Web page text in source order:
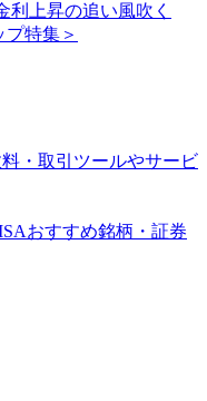
利上昇の追い風吹く
プ特集＞
・取引ツールやサービ
おすすめ銘柄・証券